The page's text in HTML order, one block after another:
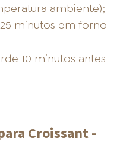
ambiente);
minutos em forno
10 minutos antes
Croissant -